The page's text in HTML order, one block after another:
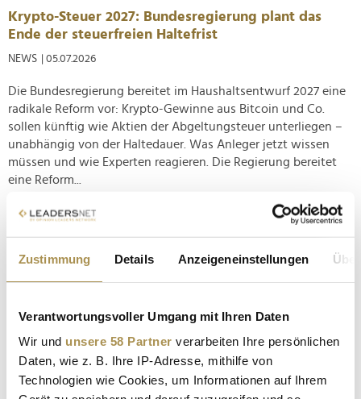
Zustimmung Details Anzeigeneinstellungen
Verantwortungsvoller Umgang mit Ihren Daten
Wir und unsere 58 Partner verarbeiten Ihre persönlichen
Daten, wie z. B. Ihre IP-Adresse, mithilfe von
Technologien wie Cookies, um Informationen auf Ihrem
Krypto-Steuer 2027: Bundesregierung plant das
Ende der steuerfreien Haltefrist
NEWS | 05.07.2026
Die Bundesregierung bereitet im Haushaltsentwurf 2027 eine
radikale Reform vor: Krypto-Gewinne aus Bitcoin und Co.
sollen künftig wie Aktien der Abgeltungsteuer unterliegen –
unabhängig von der Haltedauer. Was Anleger jetzt wissen
müssen und wie Experten reagieren. Die Regierung bereitet
eine Reform...
mehr als drei Dekaden prägende Akteure der Finanzbranche.
Bei der Auszeichnung zum "Fondsmanager des Jahres"
handelt es sich sogar um den ältesten deutschen Fondspreis
überhaupt – und 2025 darf sich Dr. Jan Ehrhardt,
stellvertretender...